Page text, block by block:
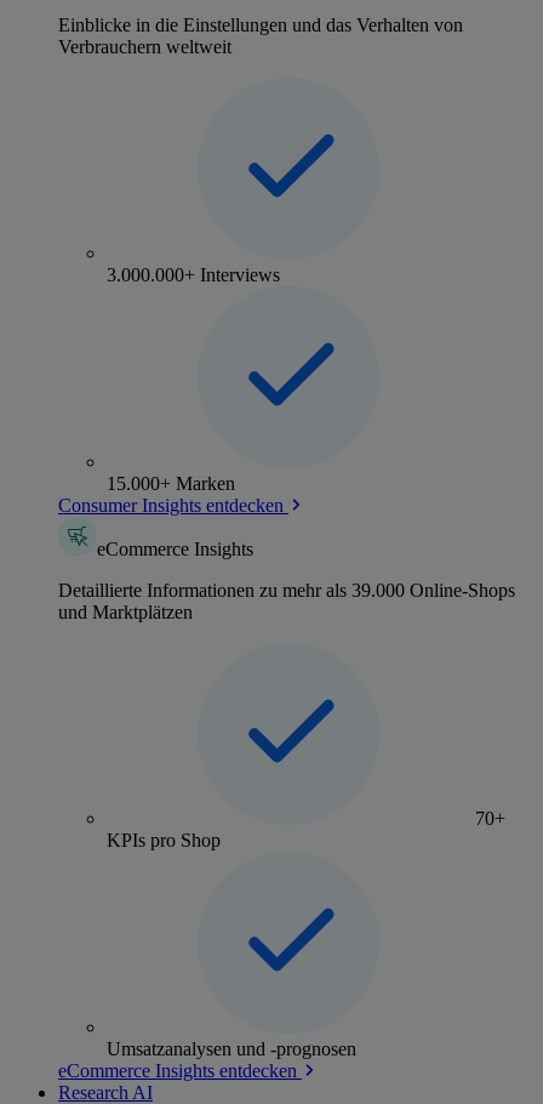
Einblicke in die Einstellungen und das Verhalten von
Verbrauchern weltweit
3.000.000+ Interviews
15.000+ Marken
Consumer Insights entdecken
eCommerce Insights
Detaillierte Informationen zu mehr als 39.000 Online-Shops
und Marktplätzen
70+
KPIs pro Shop
Umsatzanalysen und -prognosen
eCommerce Insights entdecken
Research AI